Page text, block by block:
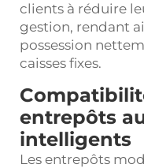
clients à réduire
gestion, rendant
possession
caisses fixes.
entrepôts
intelligents
Les entrepôts